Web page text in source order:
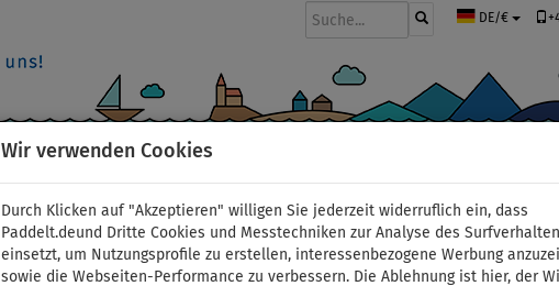
Wir verwenden Cookies
Durch Klicken auf "Akzeptieren" willigen Sie jederzeit widerruflich ein, dass
Paddelt.deund Dritte Cookies und Messtechniken zur Analyse des
einsetzt, um Nutzungsprofile zu erstellen, interessenbezogene Werbung
sowie die Webseiten-Performance zu verbessern. Die Ablehnung ist hier, der
DE/€